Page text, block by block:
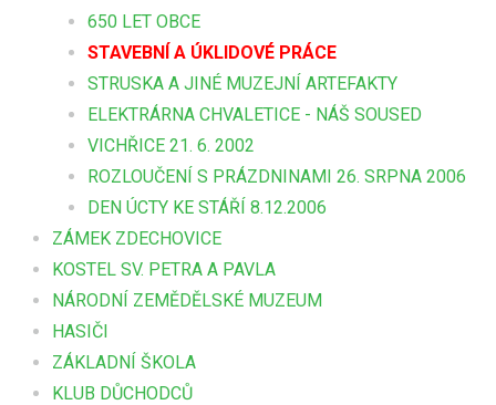
650 LET OBCE
STAVEBNÍ A ÚKLIDOVÉ PRÁCE
STRUSKA A JINÉ MUZEJNÍ ARTEFAKTY
ELEKTRÁRNA CHVALETICE - NÁŠ SOUSED
VICHŘICE 21. 6. 2002
ROZLOUČENÍ S PRÁZDNINAMI 26. SRPNA 2006
DEN ÚCTY KE STÁŘÍ 8.12.2006
ZÁMEK ZDECHOVICE
KOSTEL SV. PETRA A PAVLA
NÁRODNÍ ZEMĚDĚLSKÉ MUZEUM
HASIČI
ZÁKLADNÍ ŠKOLA
KLUB DŮCHODCŮ